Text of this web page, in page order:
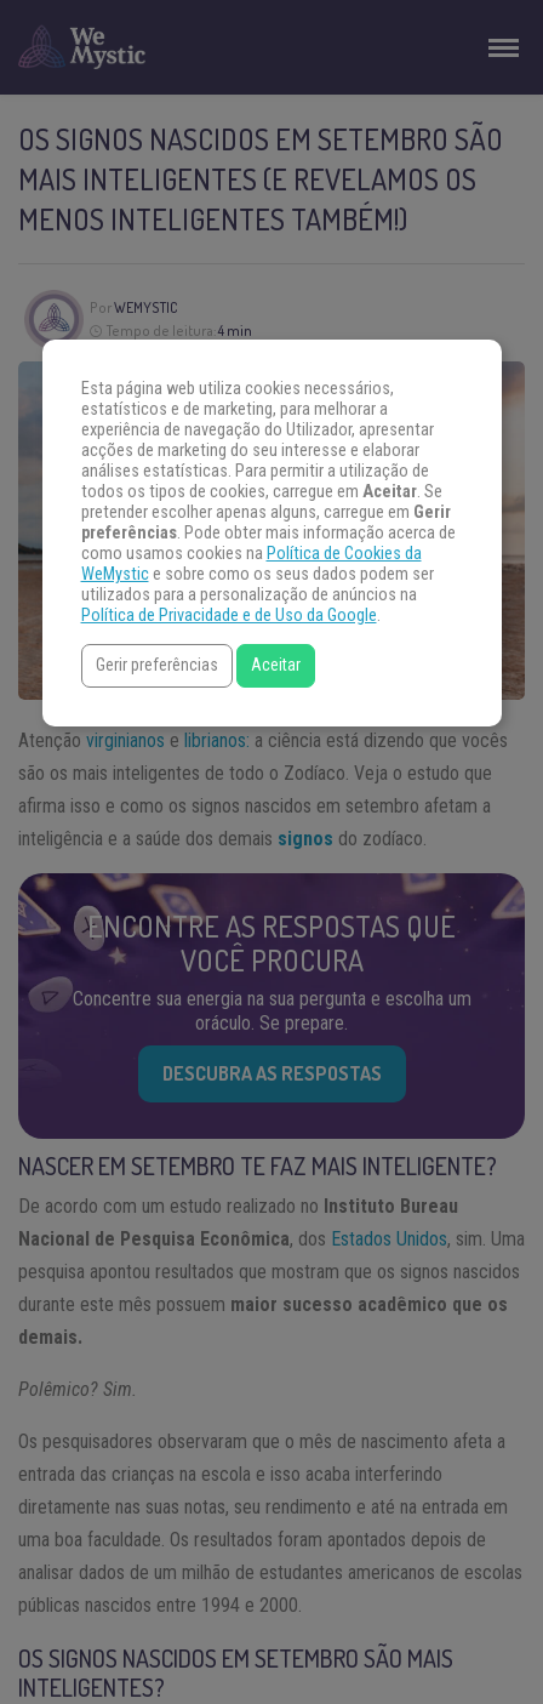
OS SIGNOS NASCIDOS EM SETEMBRO SÃO
MAIS INTELIGENTES (E REVELAMOS OS
MENOS INTELIGENTES TAMBÉM!)
PorWEMYSTIC
Tempo de leitura:4 min
Atenção virginianos e librianos: a ciência está dizendo que vocês
são os mais inteligentes de todo o Zodíaco. Veja o estudo que
afirma isso e como os signos nascidos em setembro afetam a
inteligência e a saúde dos demais signos do zodíaco.
ENCONTRE AS RESPOSTAS QUE
VOCÊ PROCURA
Concentre sua energia na sua pergunta e escolha um
oráculo. Se prepare.
DESCUBRA AS RESPOSTAS
NASCER EM SETEMBRO TE FAZ MAIS INTELIGENTE?
De acordo com um estudo realizado no Instituto Bureau
Nacional de Pesquisa Econômica, dos Estados Unidos, sim. Uma
pesquisa apontou resultados que mostram que os signos nascidos
durante este mês possuem maior sucesso acadêmico que os
demais.
Polêmico? Sim.
Os pesquisadores observaram que o mês de nascimento afeta a
entrada das crianças na escola e isso acaba interferindo
diretamente nas suas notas, seu rendimento e até na entrada em
uma boa faculdade. Os resultados foram apontados depois de
analisar dados de um milhão de estudantes americanos de escolas
públicas nascidos entre 1994 e 2000.
OS SIGNOS NASCIDOS EM SETEMBRO SÃO MAIS
INTELIGENTES?
Esta página web utiliza cookies necessários,
estatísticos e de marketing, para melhorar a
experiência de navegação do Utilizador, apresentar
acções de marketing do seu interesse e elaborar
análises estatísticas. Para permitir a utilização de
todos os tipos de cookies, carregue em Aceitar. Se
pretender escolher apenas alguns, carregue em Gerir
preferências. Pode obter mais informação acerca de
como usamos cookies na Política de Cookies da
WeMystice sobre como os seus dados podem ser
utilizados para a personalização de anúncios na
Política de Privacidade e de Uso da Google.
Gerir preferências Aceitar